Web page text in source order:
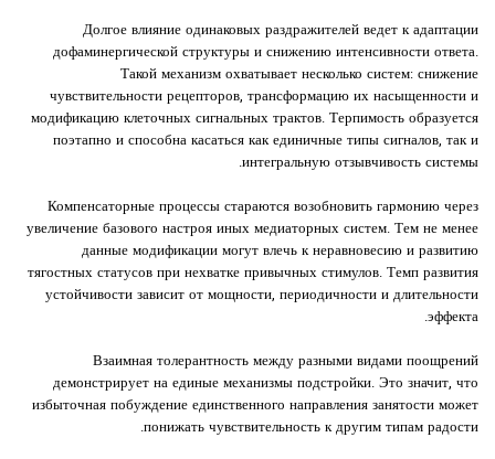
Долгое влияние одинаковых раздражителей ведет к адаптации
дофаминергической структуры и снижению интенсивности ответа.
Такой механизм охватывает несколько систем: снижение
чувствительности рецепторов, трансформацию их насыщенности и
модификацию клеточных сигнальных трактов. Терпимость образуется
поэтапно и способна касаться как единичные типы сигналов, так и
интегральную отзывчивость системы.
Компенсаторные процессы стараются возобновить гармонию через
увеличение базового настроя иных медиаторных систем. Тем не менее
данные модификации могут влечь к неравновесию и развитию
тягостных статусов при нехватке привычных стимулов. Темп развития
устойчивости зависит от мощности, периодичности и длительности
эффекта.
Взаимная толерантность между разными видами поощрений
демонстрирует на единые механизмы подстройки. Это значит, что
избыточная побуждение единственного направления занятости может
понижать чувствительность к другим типам радости.